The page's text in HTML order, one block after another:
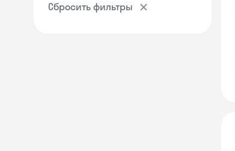
Сбросить фильтры